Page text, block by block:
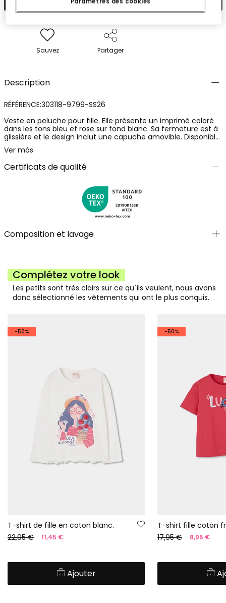
Sauvez Partager
Description
RÉFÉRENCE:303118-9799-SS26
Veste en peluche pour fille. Elle présente un imprimé coloré
dans les tons bleu et rose sur fond blanc. Sa fermeture est à
glissière et le design inclut une capuche amovible. Disponible
en tailles allant de 12 mois à 10 ans. Avec ses manches
longues, elle est idéale à assortir avec des pantalons et des
jupes, ajoutant une touche gaie à la garde-robe de n'importe
quelle fille.
Ver más
Certificats de qualité
Composition et lavage
Complétez votre look
Les petits sont très clairs sur ce qu´ils veulent, nous avons
donc sélectionné les vêtements qui ont le plus conquis.
-50%
T-shirt de fille en coton blanc.
22,95 €
11,45 €
Ajouter
-50%
T-shirt fille coton
17,95 €
8,95 €